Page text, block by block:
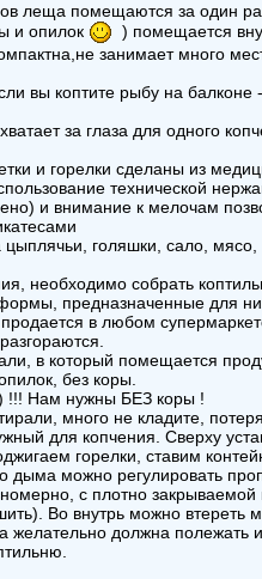
леща помещаются за один
и опилок
) помещается
занимает много
вы коптите рыбу на балконе
за глаза для одного
и горелки сделаны из
технической
и внимание к мелочам
голяшки, сало, мясо,
необходимо собрать
предназначенные для
в любом
в который помещается
без коры.
!!! Нам нужны БЕЗ коры !
много не кладите,
для копчения. Сверху
горелки, ставим
дыма можно регулировать
с плотно
Во внутрь можно втереть
должна полежать